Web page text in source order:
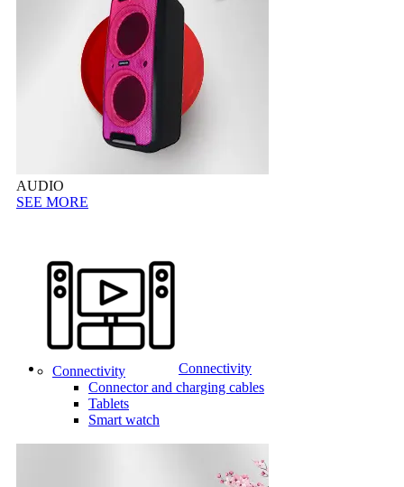
AUDIO
SEE MORE
Connectivity
Connectivity
Connector and charging cables
Tablets
Smart watch